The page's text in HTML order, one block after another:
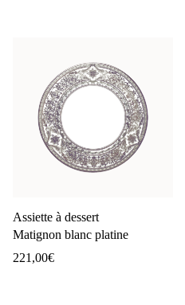
Assiette à dessert
Matignon blanc platine
221,00€